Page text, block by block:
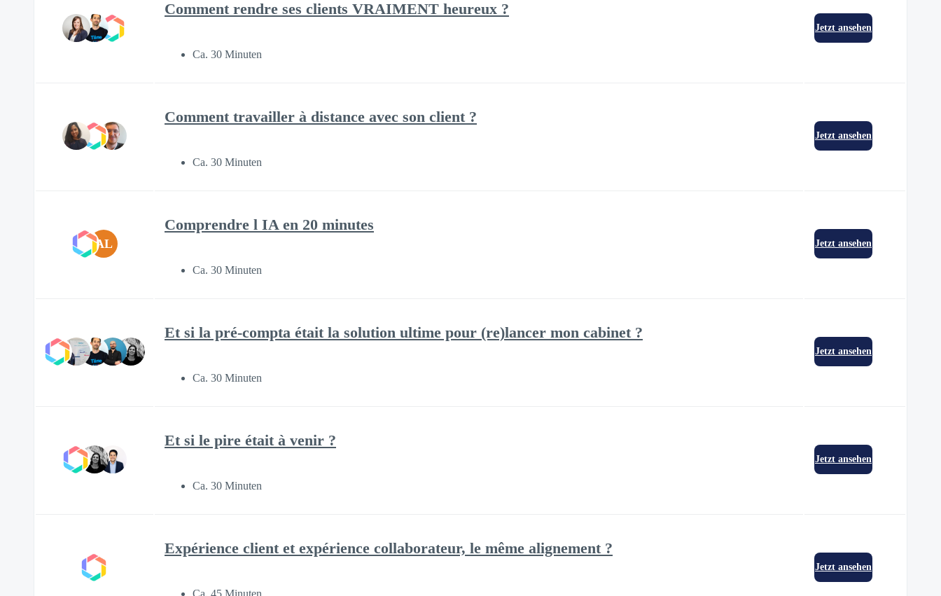
Comment rendre ses clients VRAIMENT heureux ?
Ca. 30 Minuten
Jetzt ansehen
Comment travailler à distance avec son client ?
Ca. 30 Minuten
Jetzt ansehen
AL
Comprendre l IA en 20 minutes
Ca. 30 Minuten
Jetzt ansehen
Et si la pré-compta était la solution ultime pour (re)lancer mon cabinet ?
Ca. 30 Minuten
Jetzt ansehen
Et si le pire était à venir ?
Ca. 30 Minuten
Jetzt ansehen
Expérience client et expérience collaborateur, le même alignement ?
Ca. 45 Minuten
Jetzt ansehen